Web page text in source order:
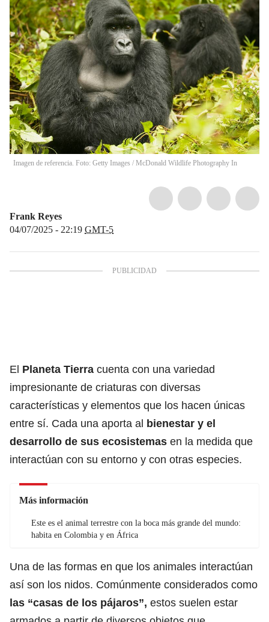
Imagen de referencia. Foto: Getty Images / McDonald Wildlife Photography In
Frank Reyes
04/07/2025 - 22:19 GMT-5
El Planeta Tierra cuenta con una variedad
impresionante de criaturas con diversas
características y elementos que los hacen únicas
entre sí. Cada una aporta al bienestar y el
desarrollo de sus ecosistemas en la medida que
interactúan con su entorno y con otras especies.
Más información
Este es el animal terrestre con la boca más grande del mundo:
habita en Colombia y en África
Una de las formas en que los animales interactúan
así son los nidos. Comúnmente considerados como
las “casas de los pájaros”, estos suelen estar